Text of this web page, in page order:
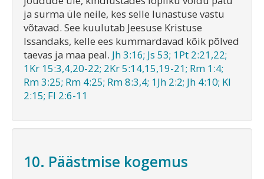
ja surma üle neile, kes selle lunastuse vastu
võtavad. See kuulutab Jeesuse Kristuse
Issandaks, kelle ees kummardavad kõik põlved
taevas ja maa peal. Jh 3:16; Js 53; 1Pt 2:21,22;
1Kr 15:3,4,20-22; 2Kr 5:14,15,19-21; Rm 1:4;
Rm 3:25; Rm 4:25; Rm 8:3,4; 1Jh 2:2; Jh 4:10; Kl
2:15; Fl 2:6-11
10. Päästmise kogemus